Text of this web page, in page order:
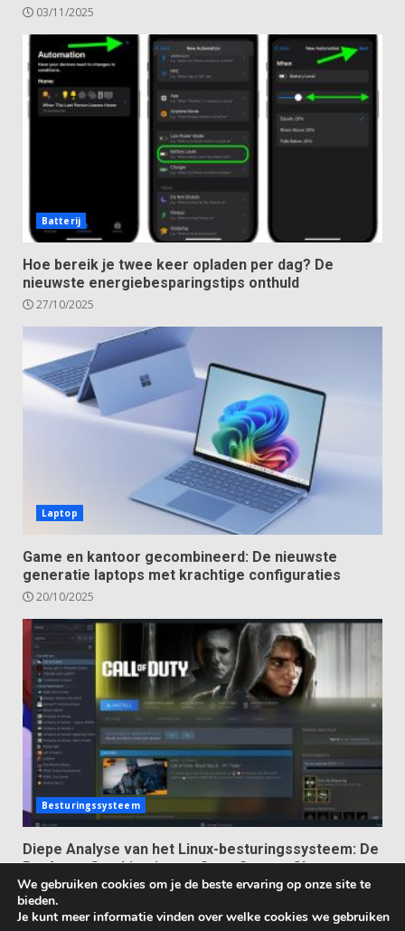
03/11/2025
Batterij
Hoe bereik je twee keer opladen per dag? De
nieuwste energiebesparingstips onthuld
27/10/2025
Laptop
Game en kantoor gecombineerd: De nieuwste
generatie laptops met krachtige configuraties
20/10/2025
Besturingssysteem
Diepe Analyse van het Linux-besturingssysteem: De
Perfecte Combinatie van Open Source Charme en
Ultieme Vrijheid
13/10/2025
We gebruiken cookies om je de beste ervaring op onze site te
bieden.
Je kunt meer informatie vinden over welke cookies we gebruiken